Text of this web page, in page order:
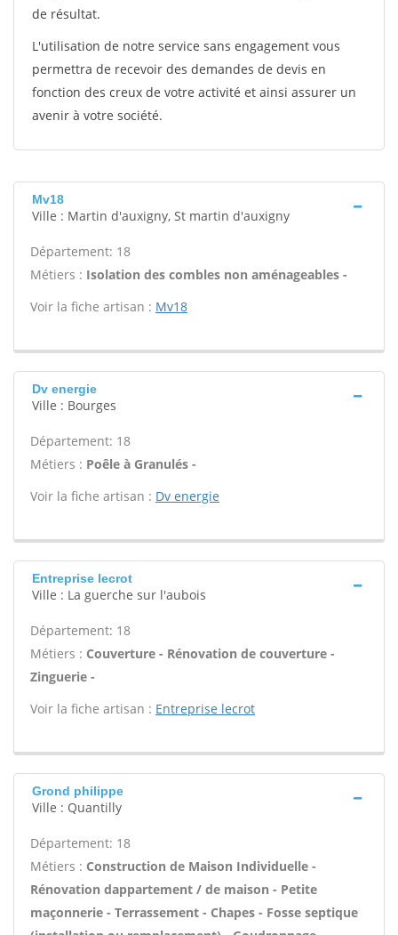
de résultat.
L'utilisation de notre service sans engagement vous
permettra de recevoir des demandes de devis en
fonction des creux de votre activité et ainsi assurer un
avenir à votre société.
Mv18
Ville : Martin d'auxigny, St martin d'auxigny
Département: 18
Métiers : Isolation des combles non aménageables -
Voir la fiche artisan : Mv18
Dv energie
Ville : Bourges
Département: 18
Métiers : Poêle à Granulés -
Voir la fiche artisan : Dv energie
Entreprise lecrot
Ville : La guerche sur l'aubois
Département: 18
Métiers : Couverture - Rénovation de couverture -
Zinguerie -
Voir la fiche artisan : Entreprise lecrot
Grond philippe
Ville : Quantilly
Département: 18
Métiers : Construction de Maison Individuelle -
Rénovation dappartement / de maison - Petite
maçonnerie - Terrassement - Chapes - Fosse septique